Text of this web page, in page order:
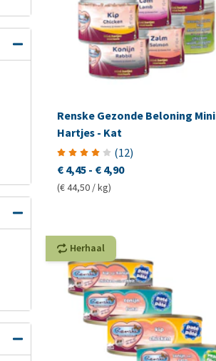
Renske Gezonde Beloning Mini
Hartjes - Kat
(12)
€ 4,45- € 4,90
(€ 44,50 / kg)
Herhaal